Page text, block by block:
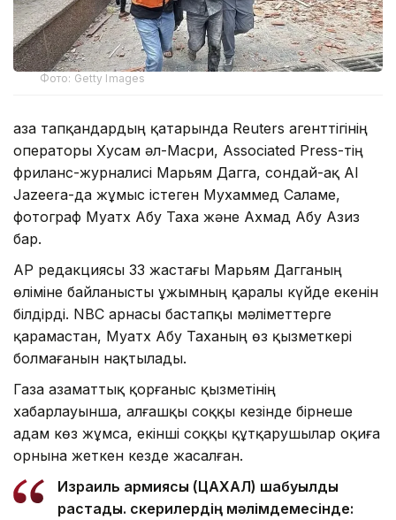
Фото: Getty Images
Қаза тапқандардың қатарында Reuters агенттігінің
операторы Хусам әл-Масри, Associated Press-тің
фриланс-журналисі Марьям Дагга, сондай-ақ Al
Jazeera-да жұмыс істеген Мухаммед Саламе,
фотограф Муатх Абу Таха және Ахмад Абу Азиз
бар.
AP редакциясы 33 жастағы Марьям Дагганың
өліміне байланысты ұжымның қаралы күйде екенін
білдірді. NBC арнасы бастапқы мәліметтерге
қарамастан, Муатх Абу Таханың өз қызметкері
болмағанын нақтылады.
Газа азаматтық қорғаныс қызметінің
хабарлауынша, алғашқы соққы кезінде бірнеше
адам көз жұмса, екінші соққы құтқарушылар оқиға
орнына жеткен кезде жасалған.
Израиль армиясы (ЦАХАЛ) шабуылды
растады. Әскерилердің мәлімдемесінде: